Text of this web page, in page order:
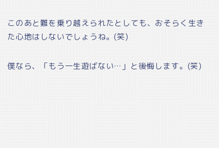
このあと難を乗り越えられたとしても、おそらく生き
た心地はしないでしょうね。(笑)
僕なら、「もう一生遊ばない…」と後悔します。(笑)